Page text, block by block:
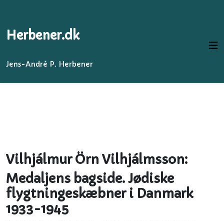
Herbener.dk
Jens-André P. Herbener
Vilhjálmur Örn Vilhjálmsson:
Medaljens bagside. Jødiske
flygtningeskæbner i Danmark
1933-1945